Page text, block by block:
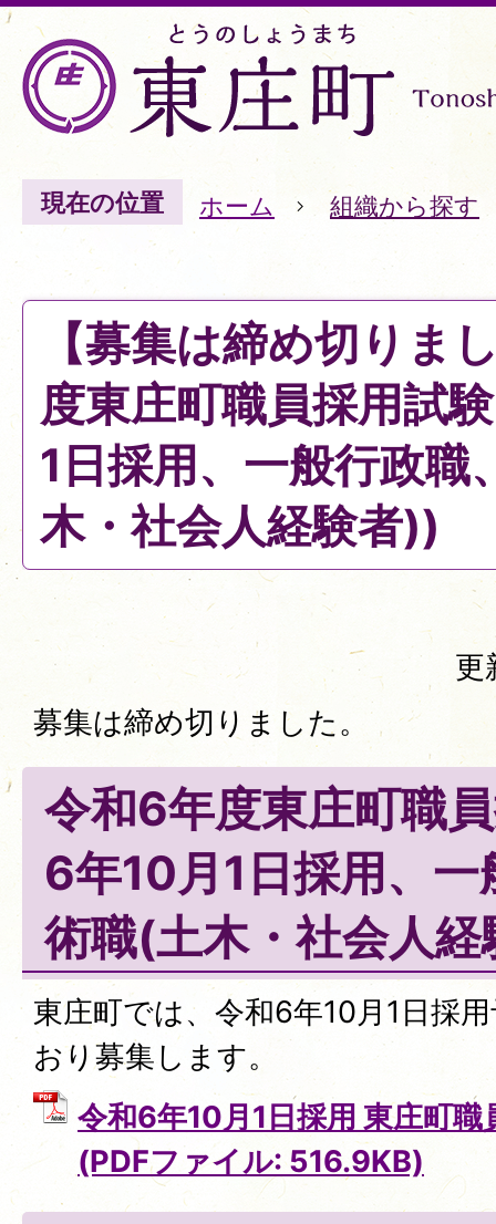
現在の位置 ホーム 組織から探す
【募集は締め切りま
度東庄町職員採用試
1日採用、一般行政職
木・社会人経験者))
更
募集は締め切りました。
令和6年度東庄町職
6年10月1日採用、一
術職(土木・社会人
東庄町では、令和6年10月1日採
おり募集します。
令和6年10月1日採用 東庄町職
(PDFファイル: 516.9KB)